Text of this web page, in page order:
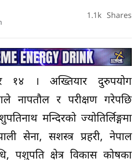
1.1k Shares
१४ । अख्तियार दुरुपयोग
नापतौल र परीक्षण गरेपछि
मन्दिरको ज्योतिर्लिङ्गमा
सेना, सशस्त्र प्रहरी, नेपाल
पशुपति क्षेत्र विकास कोषका